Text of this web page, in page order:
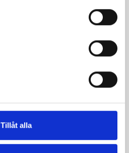
Tillåt alla